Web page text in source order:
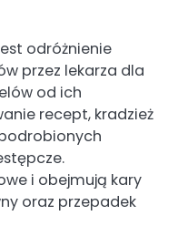
odróżnienie
przez lekarza dla
od ich
recept, kradzież
i obejmują kary
oraz przepadek